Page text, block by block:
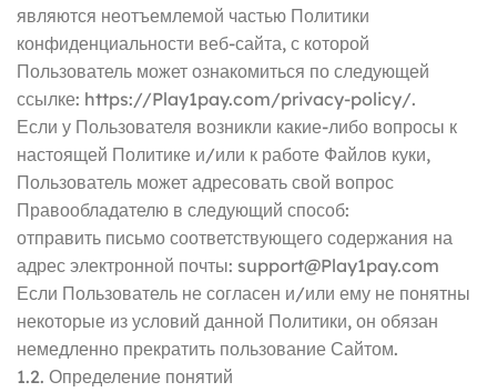
являются неотъемлемой частью Политики
конфиденциальности веб-сайта, с которой
Пользователь может ознакомиться по следующей
ссылке: https://Play1pay.com/privacy-policy/.
Если у Пользователя возникли какие-либо вопросы к
настоящей Политике и/или к работе Файлов куки,
Пользователь может адресовать свой вопрос
Правообладателю в следующий способ:
отправить письмо соответствующего содержания на
адрес электронной почты: support@Play1pay.com
Если Пользователь не согласен и/или ему не понятны
некоторые из условий данной Политики, он обязан
немедленно прекратить пользование Сайтом.
1.2. Определение понятий